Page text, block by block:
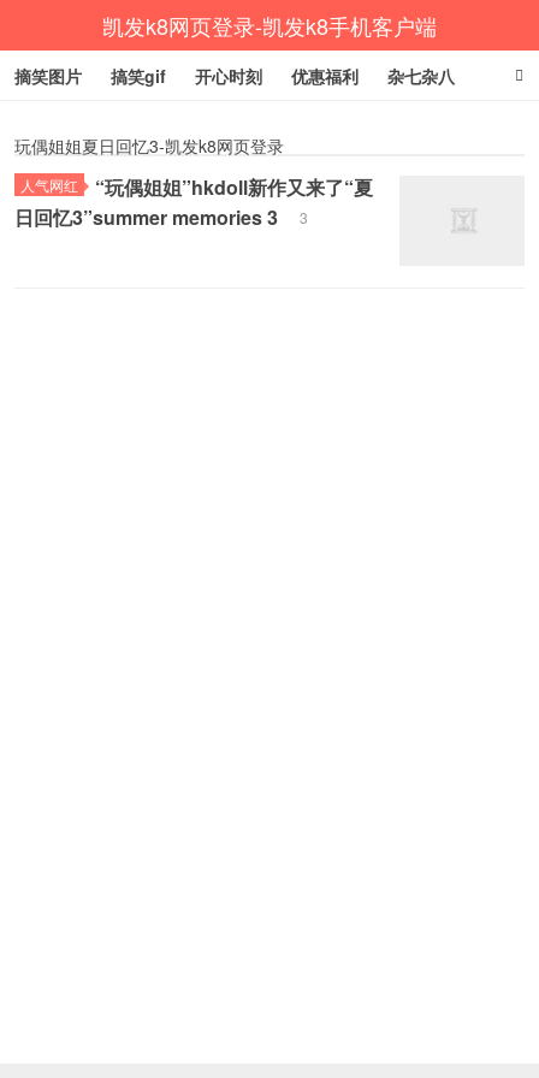
凯发k8网页登录-凯发k8手机客户端
摘笑图片 搞笑gif 开心时刻 优惠福利 杂七杂八
玩偶姐姐夏日回忆3-凯发k8网页登录
人气网红
“玩偶姐姐”hkdoll新作又来了“夏
日回忆3”summer memories 3
3